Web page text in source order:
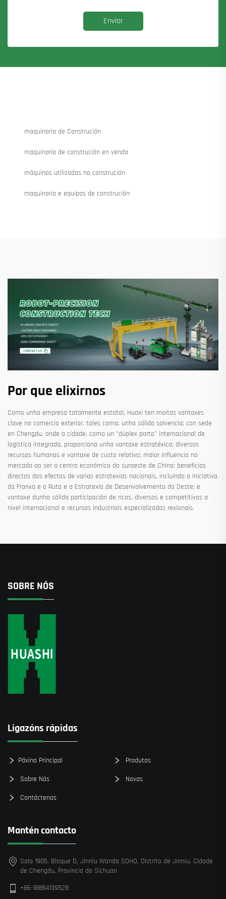
Enviar
maquinaria de Construción
maquinaria de construción en venda
máquinas utilizadas na construción
maquinaria e equipos de construción
Por que elixirnos
Como unha empresa totalmente estatal, Huaxi ten moitas vantaxes
clave no comercio exterior, tales como: unha sólida solvencia; con sede
en Chengdu, onde a cidade, como un "dúplex porto" internacional de
logística integrada, proporciona unha vantaxe estratéxica; diversos
recursos humanos e vantaxe de custo relativo; maior influencia no
mercado ao ser o centro económico do suroeste de China; beneficios
directos dos efectos de varias estratexias nacionais, incluíndo a Iniciativa
da Franxa e a Ruta e a Estratexia de Desenvolvemento do Oeste; e
vantaxe dunha sólida participación de ricos, diversos e competitivos a
nivel internacional e recursos industriais especializados rexionais.
SOBRE NÓS
Ligazóns rápidas
Páxina Principal Produtos
Sobre Nós Novas
Contáctenos
Mantén contacto
Sala 1905, Bloque D, Jinniu Wanda SOHO, Distrito de Jinniu, Cidade
de Chengdu, Provincia de Sichuan
+86-18884139528